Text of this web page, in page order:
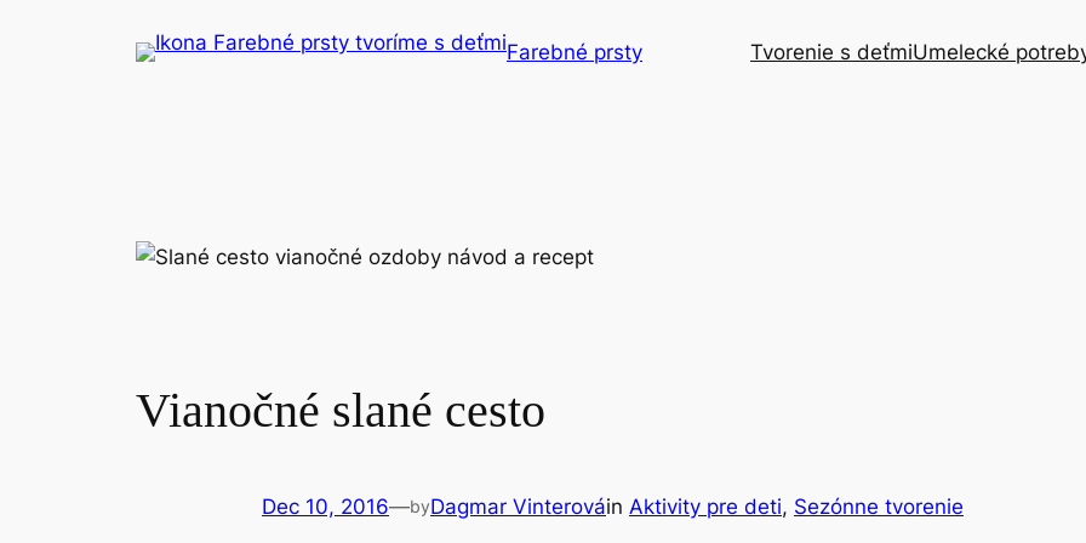
Farebné prsty Tvorenie s deťmiUmelecké
Vianočné slané cesto
Dec 10, 2016—byDagmar Vinterováin Aktivity pre deti, Sezónne tvorenie